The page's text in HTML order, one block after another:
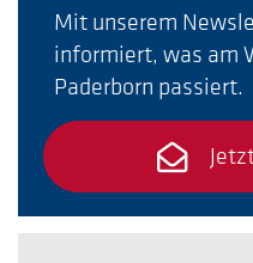
Mit unserem
informiert, was am
Paderborn passiert.